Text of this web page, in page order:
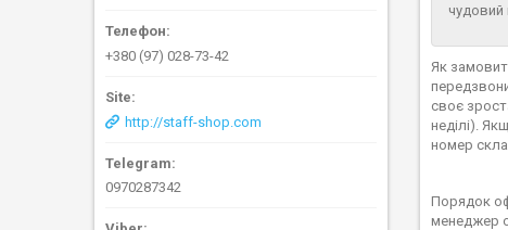
чудовий
Як
своє
неділі).
номер
Порядок
менеджер
+380 (97) 028-73-42
http://staff-shop.com
0970287342